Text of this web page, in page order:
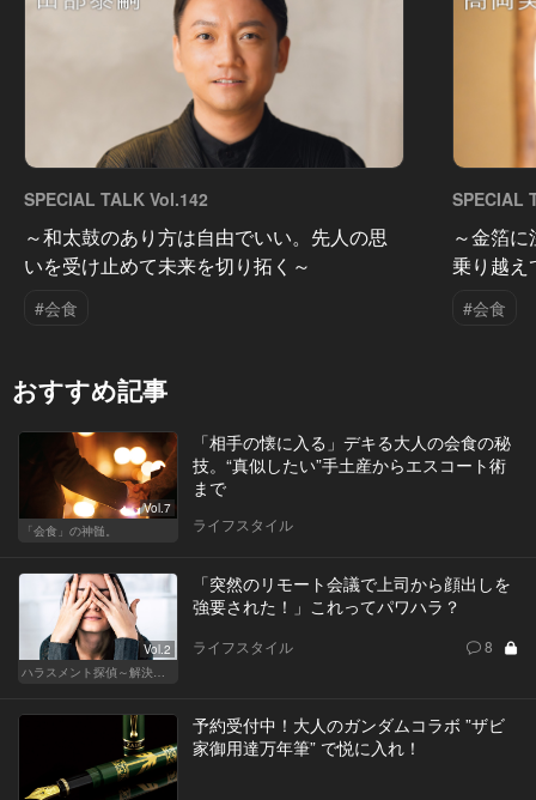
SPECIAL TALK Vol.142
～和太鼓のあり方は自由でいい。先人の思
いを受け止めて未来を切り拓く～
#会食
SPECIAL
～金箔
乗り越え
#会食
おすすめ記事
Vol.7
「会食」の神髄。
「相手の懐に入る」デキる大人の会食の秘
技。“真似したい”手土産からエスコート術
まで
ライフスタイル
Vol.2
ハラスメント探偵～解決編～
「突然のリモート会議で上司から顔出しを
強要された！」これってパワハラ？
ライフスタイル 8
予約受付中！大人のガンダムコラボ ”ザビ
家御用達万年筆” で悦に入れ！